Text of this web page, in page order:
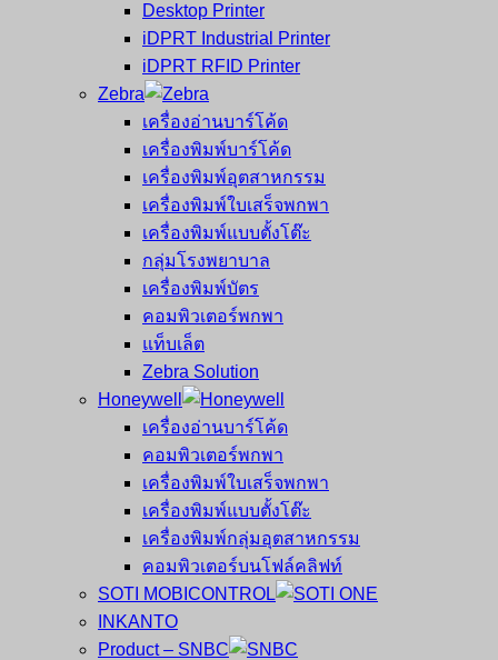
Desktop Printer
iDPRT Industrial Printer
iDPRT RFID Printer
Zebra
เครื่องอ่านบาร์โค้ด
เครื่องพิมพ์บาร์โค้ด
เครื่องพิมพ์อุตสาหกรรม
เครื่องพิมพ์ใบเสร็จพกพา
เครื่องพิมพ์แบบตั้งโต๊ะ
กลุ่มโรงพยาบาล
เครื่องพิมพ์บัตร
คอมพิวเตอร์พกพา
แท็บเล็ต
Zebra Solution
Honeywell
เครื่องอ่านบาร์โค้ด
คอมพิวเตอร์พกพา
เครื่องพิมพ์ใบเสร็จพกพา
เครื่องพิมพ์แบบตั้งโต๊ะ
เครื่องพิมพ์กลุ่มอุตสาหกรรม
คอมพิวเตอร์บนโฟล์คลิฟท์
SOTI MOBICONTROL
INKANTO
Product – SNBC